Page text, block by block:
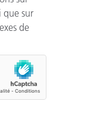
que sur
de